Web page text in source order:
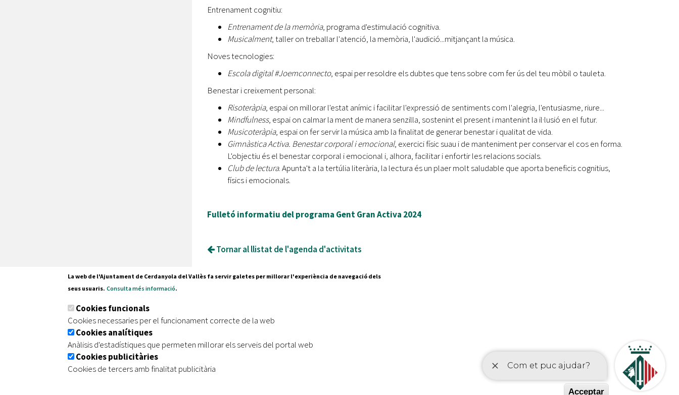
Entrenament cognitiu:
Entrenament de la memòria, programa d'estimulació cognitiva.
Musicalment, taller on treballar l'atenció, la memòria, l'audició...mitjançant la música.
Noves tecnologies:
Escola digital #Joemconnecto, espai per resoldre els dubtes que tens sobre com fer ús del teu mòbil o tauleta.
Benestar i creixement personal:
Risoteràpia, espai on millorar l'estat anímic i facilitar l'expressió de sentiments com l'alegria, l'entusiasme, riure...
Mindfulness, espai on calmar la ment de manera senzilla, sostenint el present i mantenint la il·lusió en el futur.
Musicoteràpia, espai on fer servir la música amb la finalitat de generar benestar i qualitat de vida.
Gimnàstica Activa. Benestar corporal i emocional, exercici físic suau i de manteniment per conservar el cos en forma.
L'objectiu és el benestar corporal i emocional i, alhora, facilitar i enfortir les relacions socials.
Club de lectura. Apunta't a la tertúlia literària, la lectura és un plaer molt saludable que aporta beneficis cognitius,
físics i emocionals.
Fulletó informatiu del programa Gent Gran Activa 2024
Tornar al llistat de l'agenda d'activitats
Tel. 935 80 88 88
| Avís legal | Protecció de dades
La web de l'Ajuntament de Cerdanyola del Vallès fa servir galetes per millorar l'experiència de navegació dels
seus usuaris. Consulta més informació.
Cookies funcionals
Cookies necessaries per el funcionament correcte de la web
Cookies analítiques
Anàlisis d'estadístiques que permeten millorar els serveis del portal web
Cookies publicitàries
Cookies de tercers amb finalitat publicitària
Acceptar